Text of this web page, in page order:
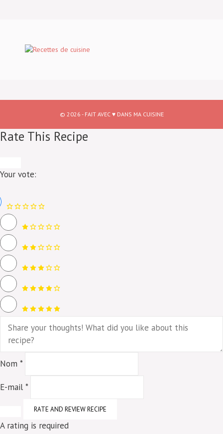
© 2026 - FAIT AVEC ♥ DANS MA CUISINE
Rate This Recipe
Your vote:
Nom *
E-mail *
RATE AND REVIEW RECIPE
A rating is required